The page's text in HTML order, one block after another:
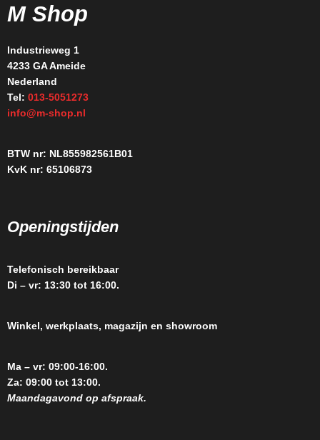
M Shop
Industrieweg 1
4233 GA Ameide
Nederland
Tel: 013-5051273
info@m-shop.nl
BTW nr: NL855982561B01
KvK nr: 65106873
Openingstijden
Telefonisch bereikbaar
Di – vr: 13:30 tot 16:00.
Winkel, werkplaats, magazijn en showroom
Ma – vr: 09:00-16:00.
Za: 09:00 tot 13:00.
Maandagavond op afspraak.